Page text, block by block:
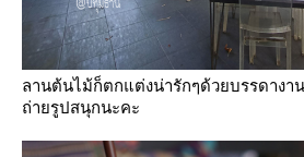
ลานต้นไม้ก็ตกแต่งน่ารักๆด้วยบรรดางา
ถ่ายรูปสนุกนะคะ